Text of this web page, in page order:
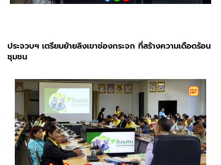
ประจวบฯ เตรียมย้ายลิงเขาช่องกระจก ที่สร้างความเดือดร้อน
ชุมชน